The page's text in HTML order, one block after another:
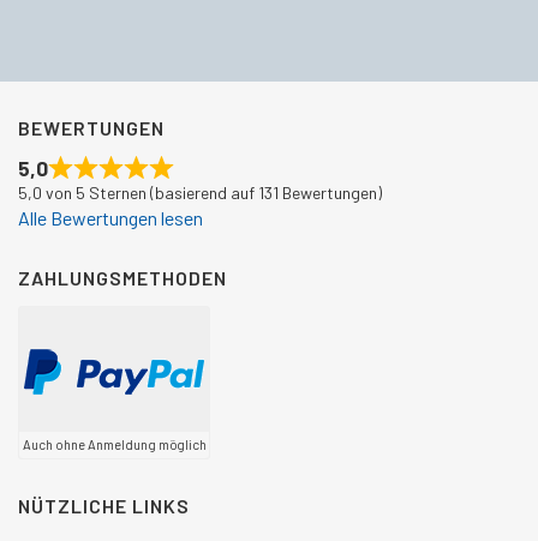
BEWERTUNGEN
5,0
5,0 von 5 Sternen (basierend auf 131 Bewertungen)
Alle Bewertungen lesen
ZAHLUNGSMETHODEN
Auch ohne Anmeldung möglich
NÜTZLICHE LINKS